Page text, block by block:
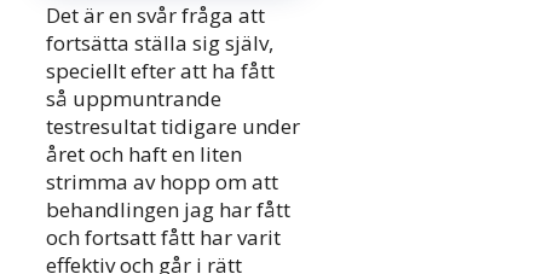
Det är en svår fråga att
fortsätta ställa sig själv,
speciellt efter att ha fått
så uppmuntrande
testresultat tidigare under
året och haft en liten
strimma av hopp om att
behandlingen jag har fått
och fortsatt fått har varit
effektiv och går i rätt